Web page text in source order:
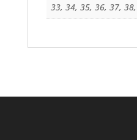
33, 34, 35, 36, 37,